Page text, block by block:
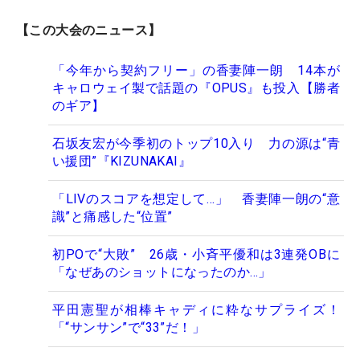
【この大会のニュース】
「今年から契約フリー」の香妻陣一朗 14本が
キャロウェイ製で話題の『OPUS』も投入【勝者
のギア】
石坂友宏が今季初のトップ10入り 力の源は“青
い援団”『KIZUNAKAI』
「LIVのスコアを想定して…」 香妻陣一朗の“意
識”と痛感した“位置”
初POで“大敗” 26歳・小斉平優和は3連発OBに
「なぜあのショットになったのか…」
平田憲聖が相棒キャディに粋なサプライズ！
「“サンサン”で“33”だ！」